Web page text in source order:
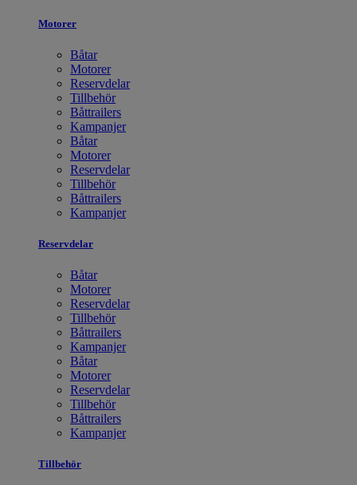
Motorer
Båtar
Motorer
Reservdelar
Tillbehör
Båttrailers
Kampanjer
Båtar
Motorer
Reservdelar
Tillbehör
Båttrailers
Kampanjer
Reservdelar
Båtar
Motorer
Reservdelar
Tillbehör
Båttrailers
Kampanjer
Båtar
Motorer
Reservdelar
Tillbehör
Båttrailers
Kampanjer
Tillbehör